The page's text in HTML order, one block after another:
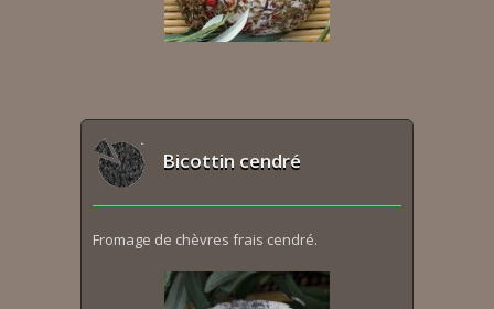
Bicottin cendré
Fromage de chèvres frais cendré.